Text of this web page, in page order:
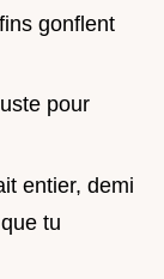
gonflent
pour
entier, demi
tu